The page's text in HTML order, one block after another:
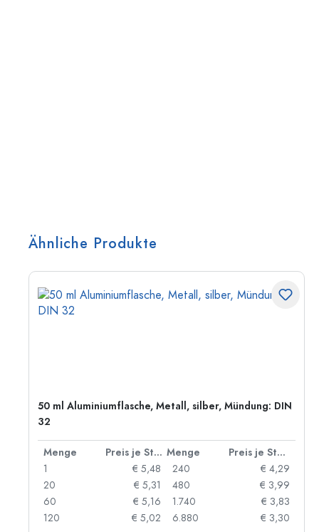
Ähnliche Produkte
50 ml Aluminiumflasche, Metall, silber, Mündung: DIN
32
Menge Preis je Stück Menge
Preis je Stück
1
€ 5,48
20
€ 5,31
60
€ 5,16
120
€ 5,02
240
€ 4,29
480
€ 3,99
1.740
€ 3,83
6.880
€ 3,30